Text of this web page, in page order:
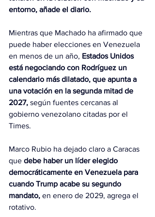
entorno, añade el diario.
Mientras que Machado ha afirmado que
puede haber elecciones en Venezuela
en menos de un año, Estados Unidos
está negociando con Rodríguez un
calendario más dilatado, que apunta a
una votación en la segunda mitad de
2027, según fuentes cercanas al
gobierno venezolano citadas por el
Times.
Marco Rubio ha dejado claro a Caracas
que debe haber un líder elegido
democráticamente en Venezuela para
cuando Trump acabe su segundo
mandato, en enero de 2029, agrega el
rotativo.